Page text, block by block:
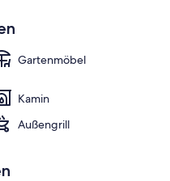
Küche
Gartenmöbel
Kamin
Außengrill